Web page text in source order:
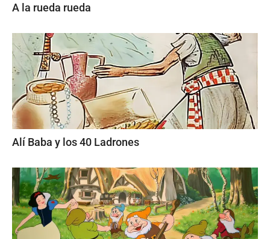
A la rueda rueda
Alí Baba y los 40 Ladrones